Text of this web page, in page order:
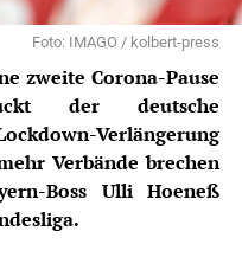
Foto: IMAGO / kolbert-press
zweite Corona-Pause
der deutsche
Verlängerung
Verbände brechen
Boss Ulli Hoeneß